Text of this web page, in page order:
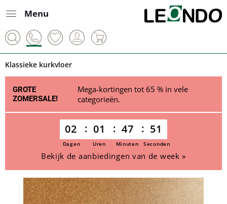
Menu
Klassieke kurkvloer
GROTE
ZOMERSALE!
Mega-kortingen tot 65 % in vele
categorieën.
02 01 47 50
Dagen Uren Minuten Seconden
Bekijk de aanbiedingen van de week »